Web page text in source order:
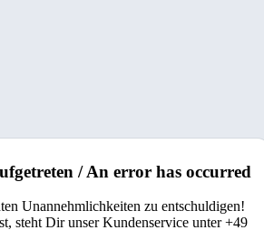
/ An error has occurred
Unannehmlichkeiten zu entschuldigen!
steht Dir unser Kundenservice unter +49